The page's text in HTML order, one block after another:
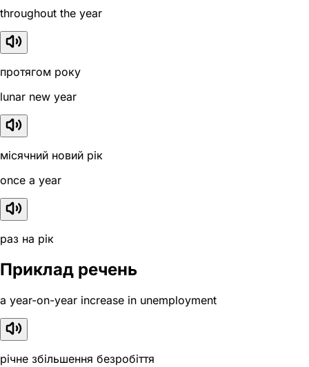
throughout the year
протягом року
lunar new year
місячний новий рік
once a year
раз на рік
Приклад речень
a year-on-year increase in unemployment
річне збільшення безробіття